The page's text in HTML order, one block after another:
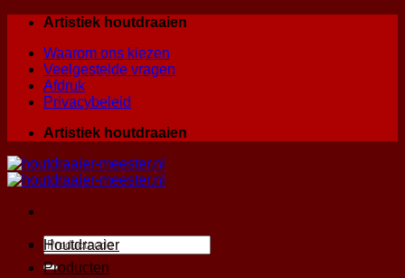
Skip
content
Artistiek houtdraaien
Waarom ons kiezen
Veelgestelde vragen
Afdruk
Privacybeleid
Artistiek houtdraaien
Zoeken
naar:
Houtdraaier
Producten